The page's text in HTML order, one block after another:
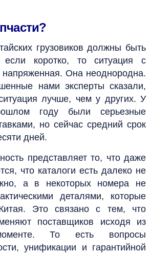
грузовиков должны быть
коротко, то ситуация с
напряженная. Она неоднородна.
нами эксперты сказали,
лучше, чем у других. У
году были серьезные
но сейчас средний срок
дней.
представляет то, что даже
что каталоги есть далеко не
а в некоторых номера не
деталями, которые
Это связано с тем, что
поставщиков исходя из
То есть вопросы
унификации и гарантийной